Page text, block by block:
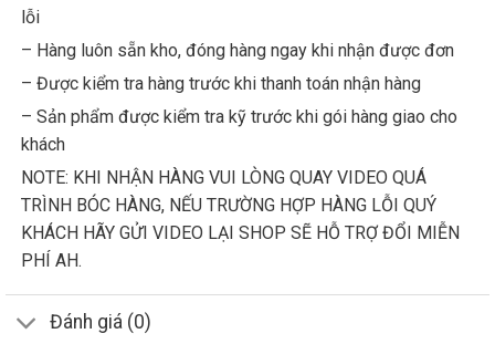
lỗi
– Hàng luôn sẵn kho, đóng hàng ngay khi nhận được đơn
– Được kiểm tra hàng trước khi thanh toán nhận hàng
– Sản phẩm được kiểm tra kỹ trước khi gói hàng giao cho
khách
NOTE: KHI NHẬN HÀNG VUI LÒNG QUAY VIDEO QUÁ
TRÌNH BÓC HÀNG, NẾU TRƯỜNG HỢP HÀNG LỖI QUÝ
KHÁCH HÃY GỬI VIDEO LẠI SHOP SẼ HỖ TRỢ ĐỔI MIỄN
PHÍ AH.
Đánh giá (0)